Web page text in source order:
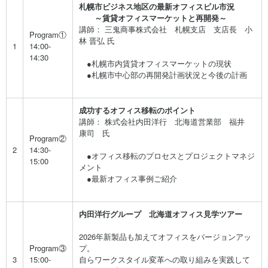
1
Program①
14:00-
14:30
札幌市ビジネス地区の最新オフィスビル市況
～賃貸オフィスマーケットと再開発～
講師： 三鬼商事株式会社 札幌支店 支店長 小
林 晋弘 氏
●札幌市内賃貸オフィスマーケットの現状
●札幌市中心部の再開発計画状況と今後の計画
2
Program②
14:30-
15:00
成功するオフィス移転のポイント
講師： 株式会社内田洋行 北海道営業部 福井
康司 氏
●オフィス移転のプロセスとプロジェクトマネジ
メント
●最新オフィス事例ご紹介
3
Program③
15:00-
内田洋行グループ 北海道オフィス見学ツアー
2026年新製品も加えてオフィスをバージョンアッ
プ。
自らワークスタイル変革への取り組みを実践して